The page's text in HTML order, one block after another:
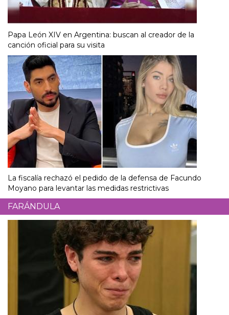
Papa León XIV en Argentina: buscan al creador de la
canción oficial para su visita
La fiscalía rechazó el pedido de la defensa de Facundo
Moyano para levantar las medidas restrictivas
FARÁNDULA